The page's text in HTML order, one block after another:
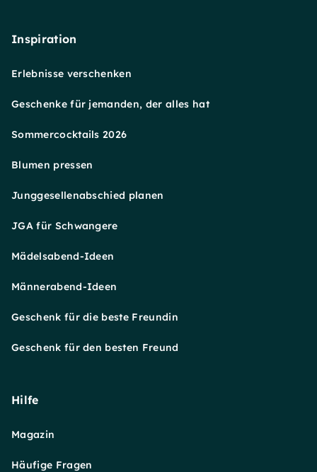
Inspiration
Erlebnisse verschenken
Geschenke für jemanden, der alles hat
Sommercocktails 2026
Blumen pressen
Junggesellenabschied planen
JGA für Schwangere
Mädelsabend-Ideen
Männerabend-Ideen
Geschenk für die beste Freundin
Geschenk für den besten Freund
Hilfe
Magazin
Häufige Fragen